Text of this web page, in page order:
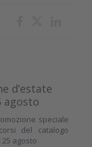
d’estate
agosto
speciale
del catalogo
25 agosto